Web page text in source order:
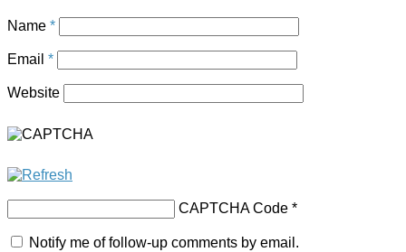
Name *
Email *
Website
CAPTCHA Code *
Notify me of follow-up comments by email.